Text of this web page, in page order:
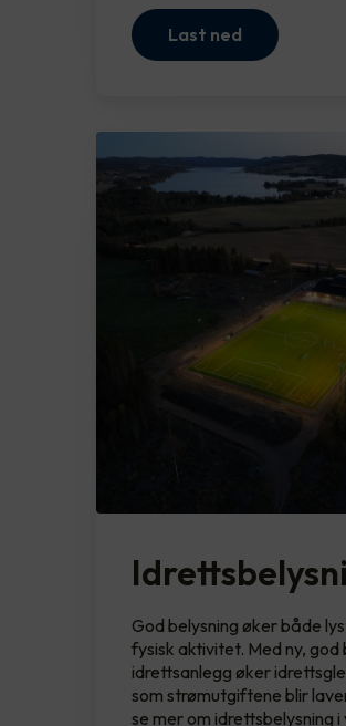
Last ned
God belysning øker både
fysisk aktivitet. Med ny, god
idrettsanlegg øker
som strømutgiftene blir
se mer om idrettsbelysning